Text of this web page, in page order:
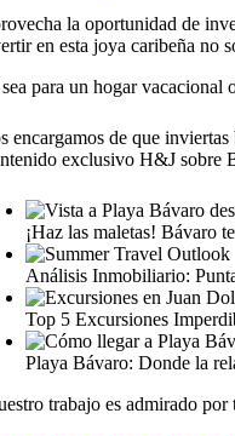
la oportunidad de
en esta joya caribeña no
para un hogar vacacional
encargamos de que
exclusivo H&J sobre
¡Haz las maletas! Bávaro
Análisis Inmobiliario:
Top 5 Excursiones
Playa Bávaro: Donde la
trabajo es admirado